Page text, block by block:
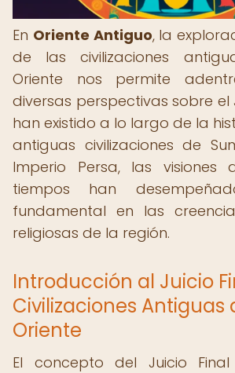
En Oriente Antiguo, la
de las civilizaciones
Oriente nos permite
diversas perspectivas sobre el
han existido a lo largo de la
antiguas civilizaciones de
Imperio Persa, las
tiempos han
fundamental en las
religiosas de la región.
Introducción al Juicio
Civilizaciones Antiguas
Oriente
El concepto del Juicio